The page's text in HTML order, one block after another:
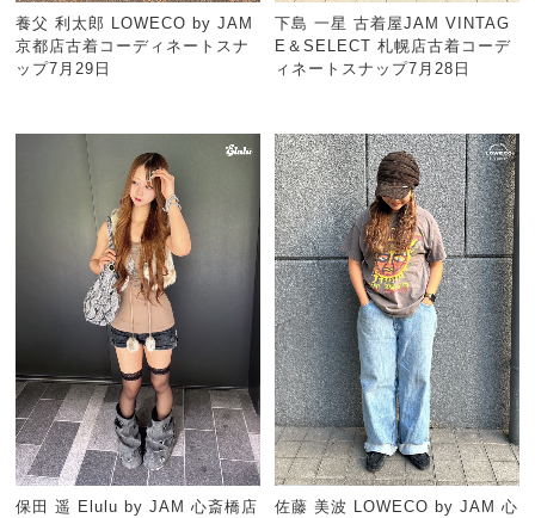
養父 利太郎 LOWECO by JAM
京都店古着コーディネートスナ
ップ7月29日
下島 一星 古着屋JAM VINTAG
E＆SELECT 札幌店古着コーデ
ィネートスナップ7月28日
保田 遥 Elulu by JAM 心斎橋店
佐藤 美波 LOWECO by JAM 心